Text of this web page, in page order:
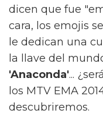
dicen que fue
cara, los emojis
le dedican una
la llave del
'Anaconda'...
los MTV EMA
descubriremos.